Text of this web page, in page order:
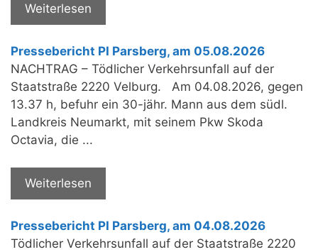
Weiterlesen
Pressebericht PI Parsberg, am 05.08.2026
NACHTRAG – Tödlicher Verkehrsunfall auf der
Staatstraße 2220 Velburg. Am 04.08.2026, gegen
13.37 h, befuhr ein 30-jähr. Mann aus dem südl.
Landkreis Neumarkt, mit seinem Pkw Skoda
Octavia, die ...
Weiterlesen
Pressebericht PI Parsberg, am 04.08.2026
Tödlicher Verkehrsunfall auf der Staatstraße 2220